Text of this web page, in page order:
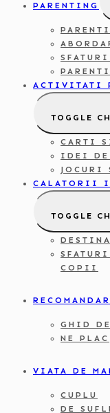
PARENTING
ACTIVITATI
TOGGLE
CARTI
IDEI
JOCURI
CALATORII
TOGGLE
COPII
GHID
NE PLAC
VIATA DE
CUPLU
DE